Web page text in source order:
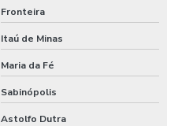
Fronteira
Itaú de Minas
Maria da Fé
Sabinópolis
Astolfo Dutra